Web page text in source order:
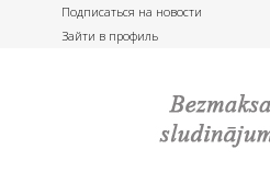
Подписаться на новости
Зайти в профиль